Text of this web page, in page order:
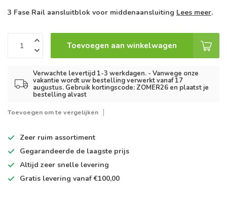
3 Fase Rail aansluitblok voor middenaansluiting Lees meer.
Toevoegen aan winkelwagen
Verwachte levertijd 1-3 werkdagen. - Vanwege onze
vakantie wordt uw bestelling verwerkt vanaf 17
augustus. Gebruik kortingscode: ZOMER26 en plaatst je
bestelling alvast
Toevoegen om te vergelijken
Zeer ruim assortiment
Gegarandeerde de laagste prijs
Altijd zeer snelle levering
Gratis levering vanaf €100,00